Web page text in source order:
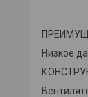
Низкое